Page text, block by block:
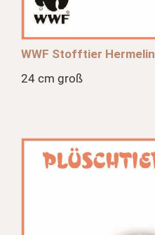
WWF Stofftier Hermelin
24 cm groß